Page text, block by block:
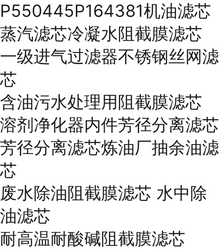
P550445P164381机油滤芯
蒸汽滤芯冷凝水阻截膜滤芯
一级进气过滤器不锈钢丝网滤
芯
含油污水处理用阻截膜滤芯
溶剂净化器内件芳径分离滤芯
芳径分离滤芯炼油厂抽余油滤
芯
废水除油阻截膜滤芯 水中除
油滤芯
耐高温耐酸碱阻截膜滤芯